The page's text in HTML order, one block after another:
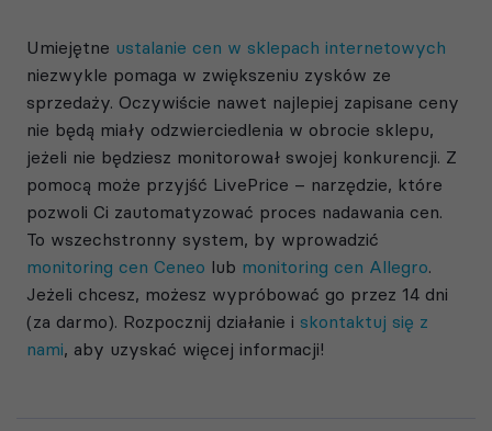
Umiejętne ustalanie cen w sklepach internetowych
niezwykle pomaga w zwiększeniu zysków ze
sprzedaży. Oczywiście nawet najlepiej zapisane ceny
nie będą miały odzwierciedlenia w obrocie sklepu,
jeżeli nie będziesz monitorował swojej konkurencji. Z
pomocą może przyjść LivePrice – narzędzie, które
pozwoli Ci zautomatyzować proces nadawania cen.
To wszechstronny system, by wprowadzić
monitoring cen Ceneo lub monitoring cen Allegro.
Jeżeli chcesz, możesz wypróbować go przez 14 dni
(za darmo). Rozpocznij działanie i skontaktuj się z
nami, aby uzyskać więcej informacji!